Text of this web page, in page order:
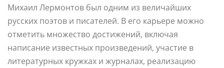
Михаил Лермонтов был одним из величайших
русских поэтов и писателей. В его карьере можно
отметить множество достижений, включая
написание известных произведений, участие в
литературных кружках и журналах, реализацию